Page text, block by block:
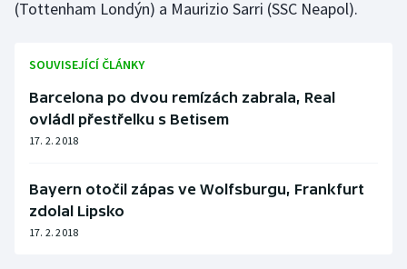
(Tottenham Londýn) a Maurizio Sarri (SSC Neapol).
SOUVISEJÍCÍ ČLÁNKY
Barcelona po dvou remízách zabrala, Real
ovládl přestřelku s Betisem
17. 2. 2018
Bayern otočil zápas ve Wolfsburgu, Frankfurt
zdolal Lipsko
17. 2. 2018